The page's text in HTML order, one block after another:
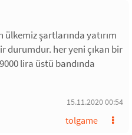
şartlarında yatırım
durumdur. her yeni çıkan bir
lira üstü bandında
15.11.2020 00:54
tolgame